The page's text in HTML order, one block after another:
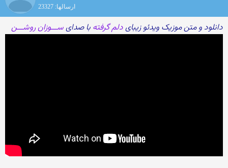
ارسالها: 23327
دانلود و متن موزیک ویدئو زیبایدلم گرفته با صدایســـوزان روشـــن